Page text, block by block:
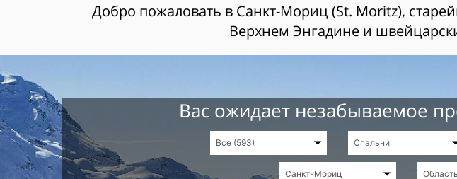
Добро пожаловать в Санкт-Мориц (St. Moritz),
Верхнем Энгадине и
Вас ожидает незабываемое